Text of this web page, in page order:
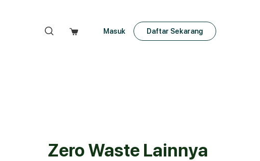
Masuk Daftar Sekarang
Zero Waste Lainnya